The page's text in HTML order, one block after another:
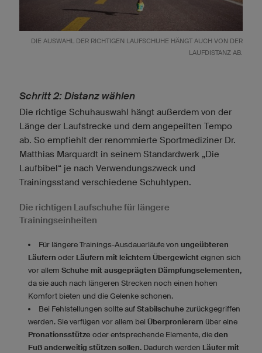
DIE AUSWAHL DER RICHTIGEN LAUFSCHUHE HÄNGT AUCH VON DER
LAUFDISTANZ AB.
Schritt 2: Distanz wählen
Die richtige Schuhauswahl hängt außerdem von der
Länge der Laufstrecke und dem angepeilten Tempo
ab. So empfiehlt der renommierte Sportmediziner Dr.
Matthias Marquardt in seinem Standardwerk „Die
Laufbibel“ je nach Verwendungszweck und
Trainingsstand verschiedene Schuhtypen.
Die richtigen Laufschuhe für längere
Trainingseinheiten
Für längere Trainings-Ausdauerläufe von ungeübteren
Läufern oder Läufern mit leichtem Übergewicht eignen sich
vor allem Schuhe mit ausgeprägten Dämpfungselementen,
da sie auch nach längeren Strecken noch einen hohen
Komfort bieten und die Gelenke schonen.
Bei Fehlstellungen sollte auf Stabilschuhe zurückgegriffen
werden. Sie verfügen vor allem bei Überpronierern über eine
Pronationsstütze oder entsprechende Elemente, die den
Fuß anderweitig stützen sollen. Dadurch werden Läufer mit